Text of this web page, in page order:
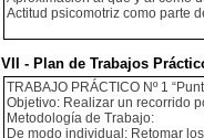
Actitud psicomotriz como parte
VII - Plan de Trabajos
TRABAJO PRÁCTICO Nº 1
Objetivo: Realizar un recorrido
Metodología de Trabajo:
De modo individual: Retomar